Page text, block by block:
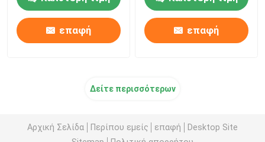
επαφή επαφή
Δείτε περισσότερων
Αρχική Σελίδα Περίπου εμείς επαφή
Desktop Site